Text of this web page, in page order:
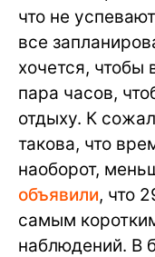
что не
все
хочется, чтобы
пара часов,
отдыху. К
такова, что
наоборот,
объявили, что
самым
наблюдений. В